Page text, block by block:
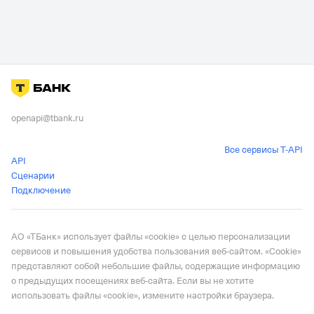
openapi@tbank.ru
API
Сценарии
Подключение
Все сервисы T-API
АО «ТБанк» использует файлы «cookie» с целью персонализации
сервисов и повышения удобства пользования веб-сайтом. «Cookie»
представляют собой небольшие файлы, содержащие информацию
о предыдущих посещениях веб-сайта. Если вы не хотите
использовать файлы «cookie», измените настройки браузера.